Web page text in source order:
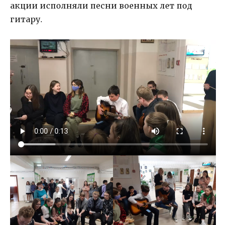
акции исполняли песни военных лет под
гитару.